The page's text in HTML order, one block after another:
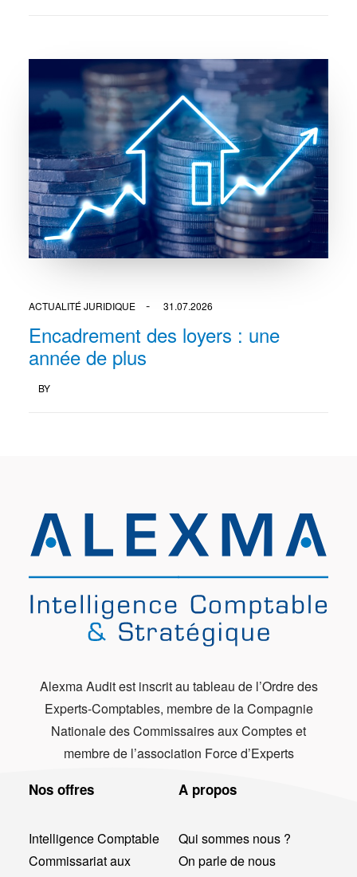
ACTUALITÉ JURIDIQUE 31.07.2026
Encadrement des loyers : une
année de plus
BY
Alexma Audit est inscrit au tableau de l’Ordre des
Experts-Comptables, membre de la Compagnie
Nationale des Commissaires aux Comptes et
membre de l’association Force d’Experts
Nos offres
Intelligence Comptable
Commissariat aux
A propos
Qui sommes nous ?
On parle de nous